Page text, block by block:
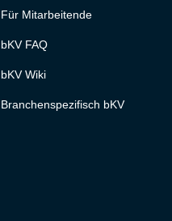
Für Mitarbeitende
bKV FAQ
bKV Wiki
Branchenspezifisch bKV